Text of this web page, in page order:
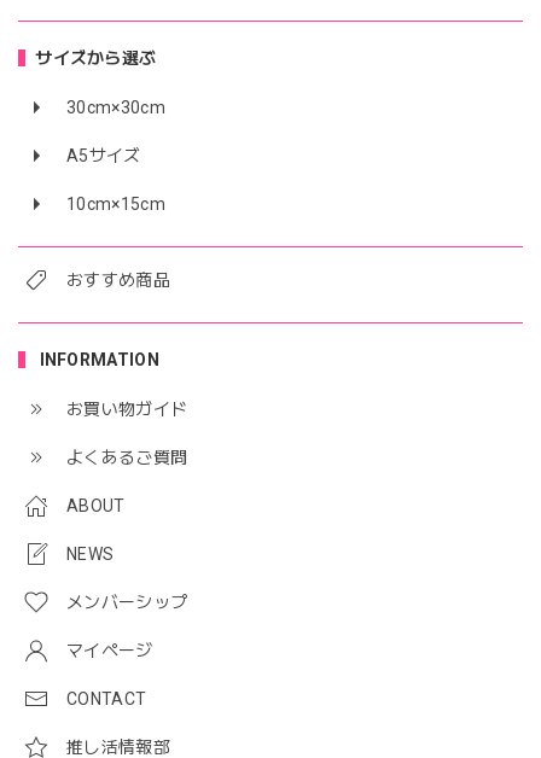
サイズから選ぶ
30cm×30cm
A5サイズ
10cm×15cm
おすすめ商品
INFORMATION
お買い物ガイド
よくあるご質問
ABOUT
NEWS
メンバーシップ
マイページ
CONTACT
推し活情報部